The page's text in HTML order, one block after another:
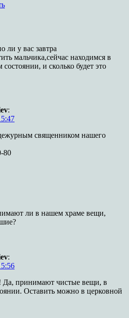
ли у вас завтра
мальчика,сейчас находимся в
и сколько будет это
:
священником нашего
80
ли в нашем храме вещи,
:
Да, принимают чистые вещи, в
Оставить можно в церковной